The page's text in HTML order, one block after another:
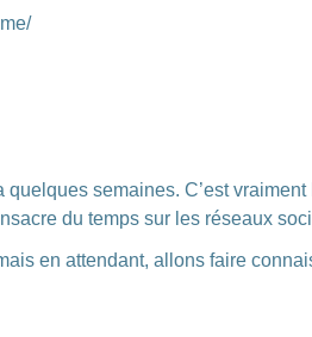
semaines. C’est vraiment
du temps sur les réseaux
en attendant, allons faire